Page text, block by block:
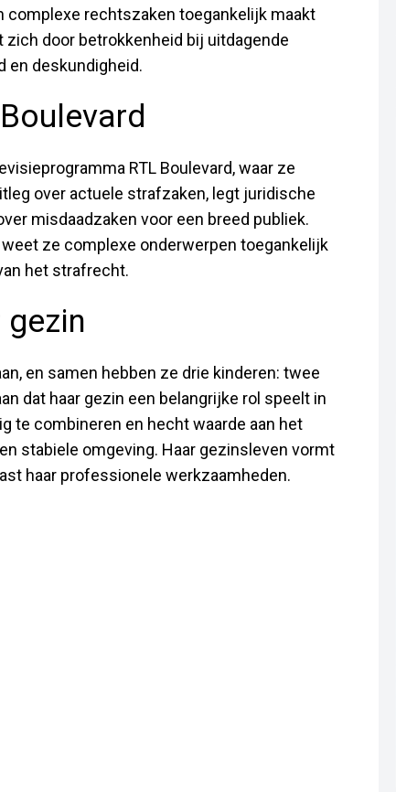
complexe rechtszaken toegankelijk maakt
zich door betrokkenheid bij uitdagende
en deskundigheid.
RTL Boulevard, waar ze
over actuele strafzaken, legt juridische
misdaadzaken voor een breed publiek.
ze complexe onderwerpen toegankelijk
het strafrecht.
gezin
en samen hebben ze drie kinderen: twee
dat haar gezin een belangrijke rol speelt in
te combineren en hecht waarde aan het
stabiele omgeving. Haar gezinsleven vormt
haar professionele werkzaamheden.